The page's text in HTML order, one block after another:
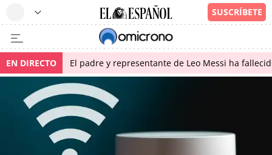
EN DIRECTO El padre y representante de Leo Messi ha